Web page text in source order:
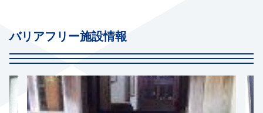
バリアフリー施設情報